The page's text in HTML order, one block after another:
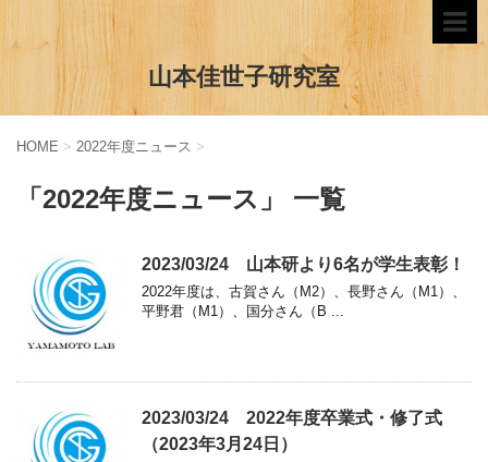
山本佳世子研究室
HOME > 2022年度ニュース >
「2022年度ニュース」 一覧
2023/03/24 山本研より6名が学生表彰！
2022年度は、古賀さん（M2）、長野さん（M1）、
平野君（M1）、国分さん（B ...
2023/03/24 2022年度卒業式・修了式
（2023年3月24日）